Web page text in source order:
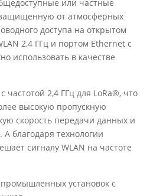
или частные
от атмосферных
доступа на открытом
2,4 ГГц и портом Ethernet с
использовать в качестве
частотой 2,4 ГГц для LoRa®, что
высокую пропускную
скорость передачи данных и
благодаря технологии
сигналу WLAN на частоте
установок с